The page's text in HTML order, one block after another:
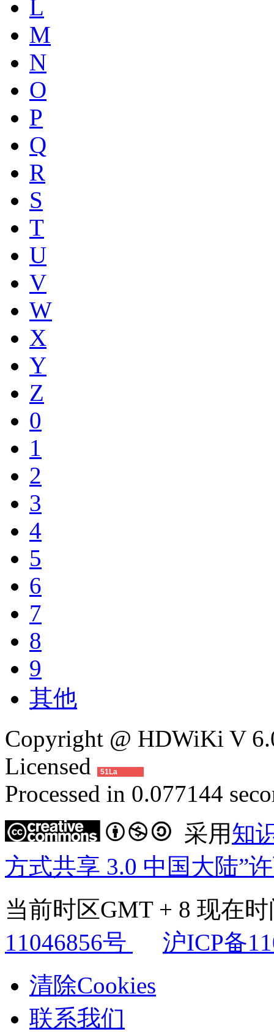
L
M
N
O
P
Q
R
S
T
U
V
W
X
Y
Z
0
1
2
3
4
5
6
7
8
9
其他
Copyright @ HDWiKi V
Licensed
51La
Processed in 0.077144
采用知
方式共享 3.0 中国大陆”
当前时区GMT + 8 现在
11046856号
沪ICP备
清除Cookies
联系我们